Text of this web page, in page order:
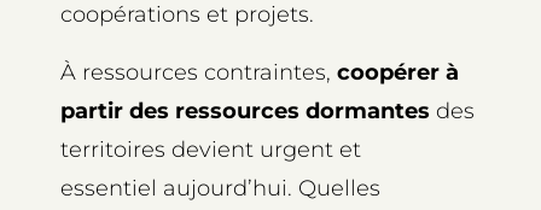
coopérations et projets.
À ressources contraintes, coopérer à
partir des ressources dormantes des
territoires devient urgent et
essentiel aujourd’hui. Quelles